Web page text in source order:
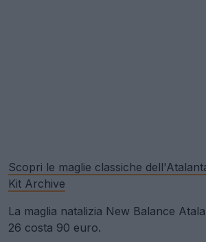
Scopri le maglie classiche
Kit Archive
La maglia natalizia New Balance
26 costa 90 euro.